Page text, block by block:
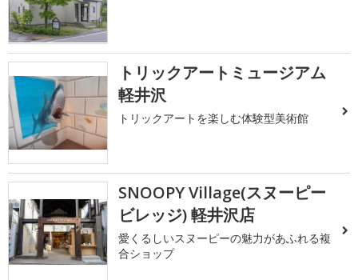
トリックアートミュージアム
軽井沢
トリックアートを楽しむ体験型美術館
SNOOPY Village(スヌーピー
ビレッジ) 軽井沢店
愛くるしいスヌーピーの魅力があふれる複
合ショップ